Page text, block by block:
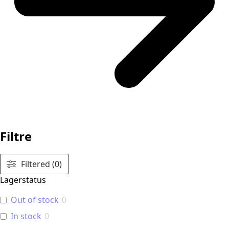
Filtre
Filtered (0)
Lagerstatus
Out of stock 0
In stock 0